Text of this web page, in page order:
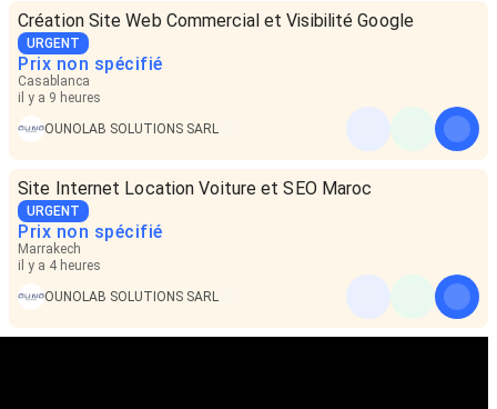
Création Site Web Commercial et Visibilité Google
URGENT
Prix non spécifié
Casablanca
il y a 9 heures
OUNOLAB SOLUTIONS SARL
Site Internet Location Voiture et SEO Maroc
URGENT
Prix non spécifié
Marrakech
il y a 4 heures
OUNOLAB SOLUTIONS SARL